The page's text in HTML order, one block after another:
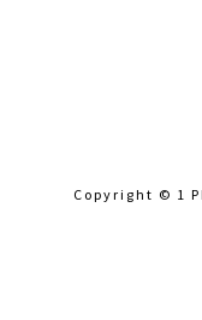
Copyright © 1